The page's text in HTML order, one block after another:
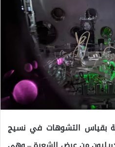
بقياس التشوهات في نسيج